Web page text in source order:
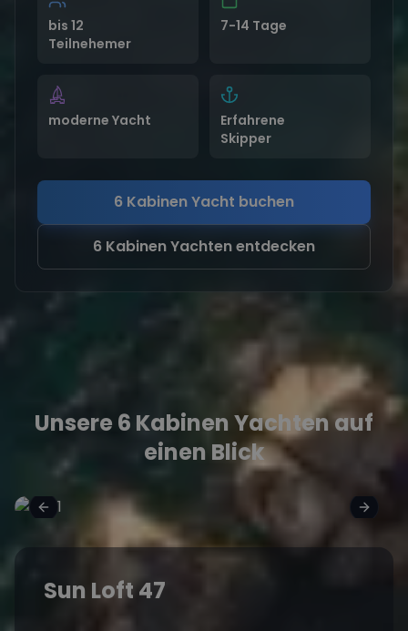
bis 12
Teilnehemer
7-14 Tage
moderne Yacht
Erfahrene
Skipper
6 Kabinen Yacht buchen
6 Kabinen Yachten entdecken
Unsere 6 Kabinen Yachten auf
einen Blick
Sun Loft 47